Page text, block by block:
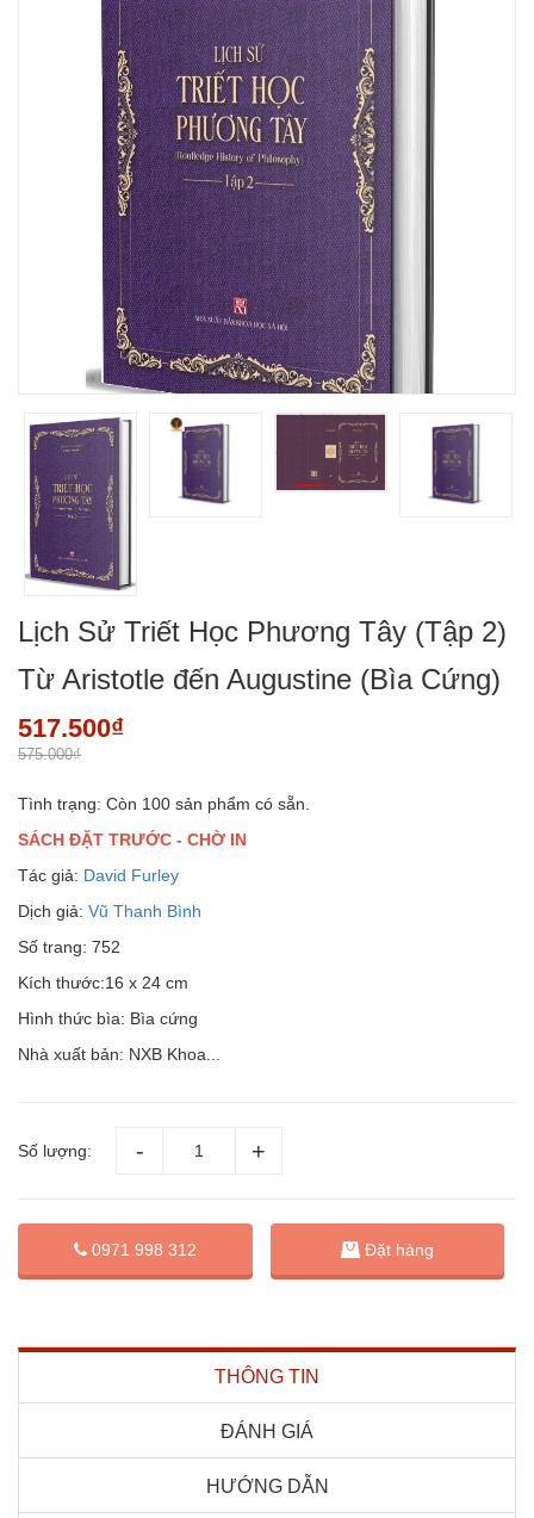
Lịch Sử Triết Học Phương Tây (Tập 2)
Từ Aristotle đến Augustine (Bìa Cứng)
517.500₫
575.000₫
Tình trạng: Còn 100 sản phẩm có sẵn.
SÁCH ĐẶT TRƯỚC - CHỜ IN
Tác giả: David Furley
Dịch giả: Vũ Thanh Bình
Số trang: 752
Kích thước:16 x 24 cm
Hình thức bìa: Bìa cứng
Nhà xuất bản: NXB Khoa...
Số lượng:
0971 998 312 Đặt hàng
THÔNG TIN
ĐÁNH GIÁ
HƯỚNG DẪN